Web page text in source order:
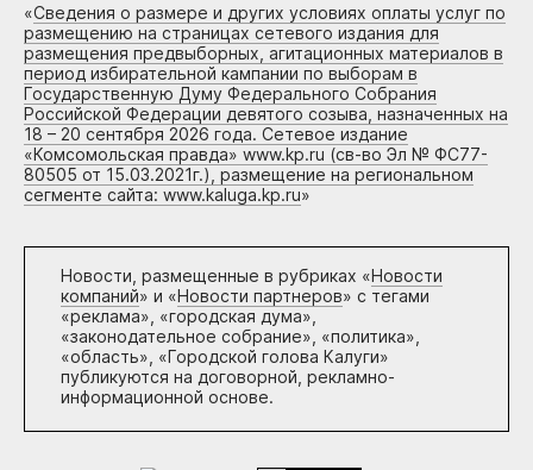
«Сведения о размере и других условиях оплаты услуг по
размещению на страницах сетевого издания для
размещения предвыборных, агитационных материалов в
период избирательной кампании по выборам в
Государственную Думу Федерального Собрания
Российской Федерации девятого созыва, назначенных на
18 – 20 сентября 2026 года. Сетевое издание
«Комсомольская правда» www.kp.ru (св-во Эл № ФС77-
80505 от 15.03.2021г.), размещение на региональном
сегменте сайта: www.kaluga.kp.ru»
Новости, размещенные в рубриках «Новости
компаний» и «Новости партнеров» с тегами
«реклама», «городская дума»,
«законодательное собрание», «политика»,
«область», «Городской голова Калуги»
публикуются на договорной, рекламно-
информационной основе.